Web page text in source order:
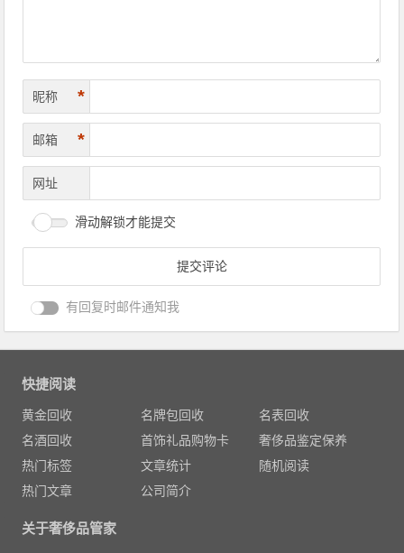
昵称 *
邮箱 *
网址
滑动解锁才能提交
有回复时邮件通知我
快捷阅读
黄金回收 名牌包回收
名表回收
名酒回收
首饰礼品购物卡
奢侈品鉴定保养
热门标签
文章统计
随机阅读
热门文章
公司简介
关于奢侈品管家